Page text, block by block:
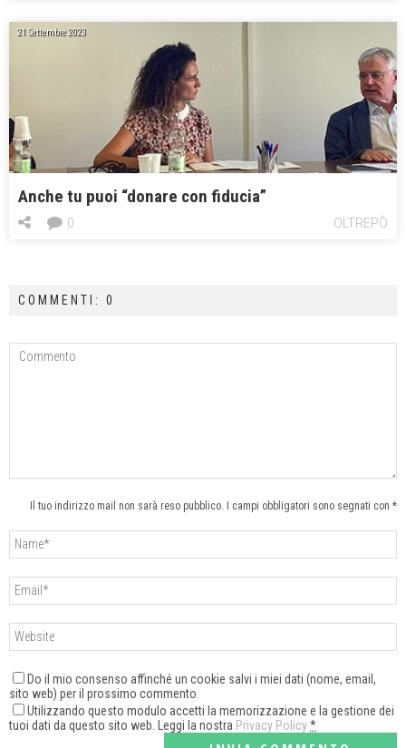
21 Settembre 2023
Anche tu puoi “donare con fiducia”
OLTREPÒ
0
COMMENTI: 0
Il tuo indirizzo mail non sarà reso pubblico. I campi obbligatori sono segnati con *
Do il mio consenso affinché un cookie salvi i miei dati (nome, email,
sito web) per il prossimo commento.
Utilizzando questo modulo accetti la memorizzazione e la gestione dei
tuoi dati da questo sito web. Leggi la nostra Privacy Policy*